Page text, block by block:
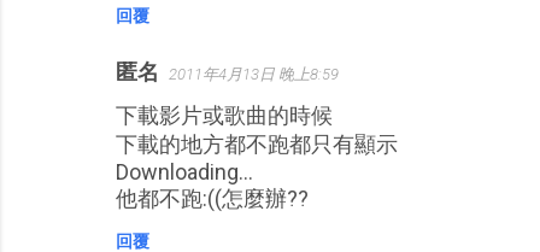
回覆
匿名 2011年4月13日 晚上8:59
下載影片或歌曲的時候
下載的地方都不跑都只有顯示
Downloading...
他都不跑:((怎麼辦??
回覆